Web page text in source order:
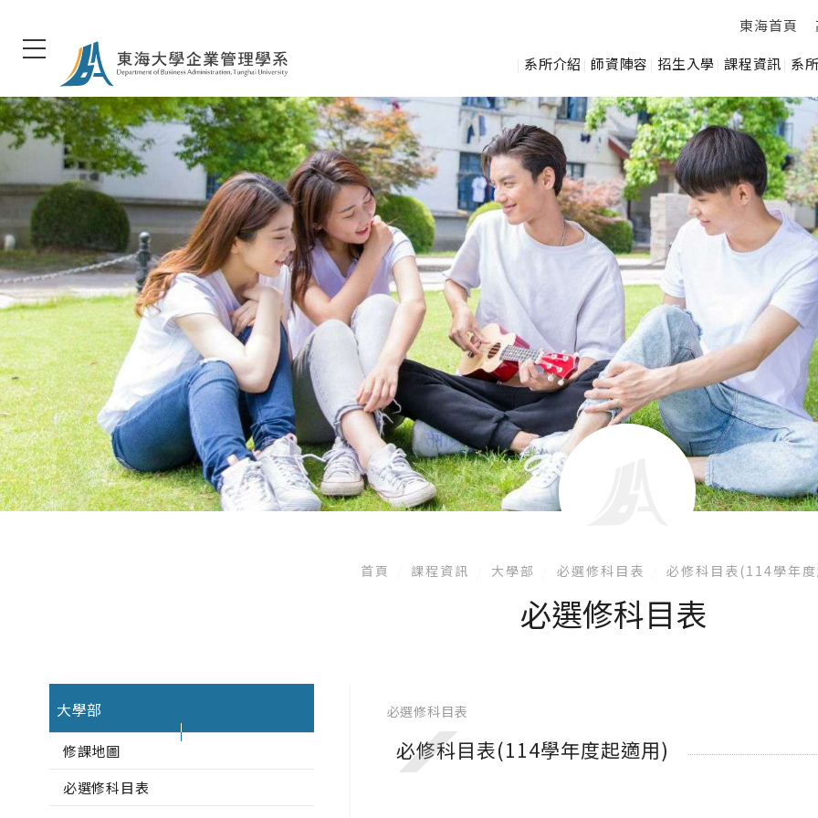
東海首頁
系所介紹 師資陣容 招生入學 課程資訊 系
首頁 課程資訊 大學部 必選修科目表 必修科目表(114學年
必選修科目表
大學部
修課地圖
必選修科目表
必選修科目表
必修科目表(114學年度起適用)